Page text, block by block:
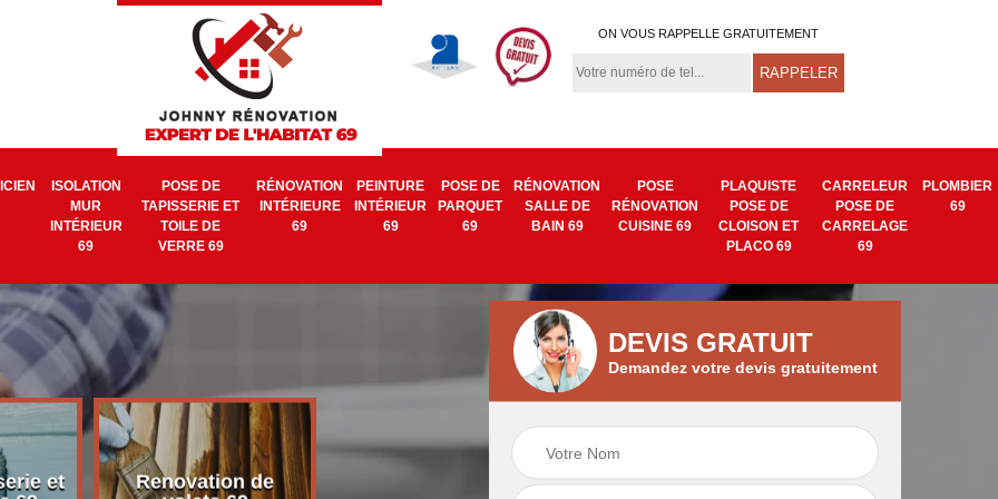
ON VOUS RAPPELLE GRATUITEMENT
ISOLATION
MUR
INTÉRIEUR
69
POSE DE
TAPISSERIE ET
TOILE DE
VERRE 69
RÉNOVATION
INTÉRIEURE
69
PEINTURE
INTÉRIEUR
69
POSE DE
PARQUET
69
RÉNOVATION
SALLE DE
BAIN 69
POSE
RÉNOVATION
CUISINE 69
PLAQUISTE
POSE DE
CLOISON ET
PLACO 69
CARRELEUR
POSE DE
CARRELAGE
69
PLOMBIER
69
et
Renovation de
Isolation mur
Pose de tapisserie
DEVIS GRATUIT
Demandez votre devis gratuitement